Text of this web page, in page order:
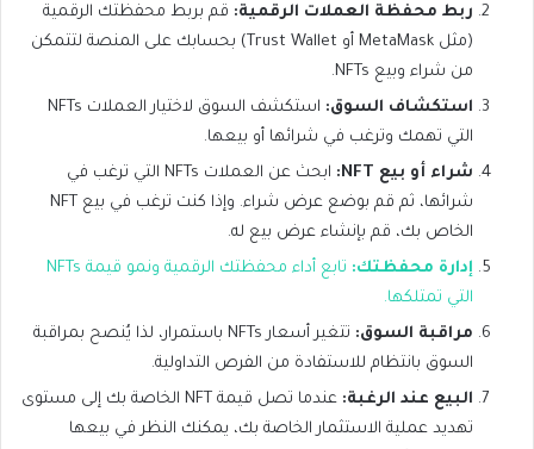
ربط محفظة العملات الرقمية: قم بربط محفظتك الرقمية
(مثل MetaMask أو Trust Wallet) بحسابك على المنصة لتتمكن
من شراء وبيع NFTs.
استكشاف السوق:
استكشف السوق لاختيار العملات NFTs
التي تهمك وترغب في شرائها أو بيعها.
شراء أو بيع NFT:
ابحث عن العملات NFTs التي ترغب في
شرائها، ثم قم بوضع عرض شراء. وإذا كنت ترغب في بيع NFT
الخاص بك، قم بإنشاء عرض بيع له.
إدارة محفظتك:
تابع أداء محفظتك الرقمية ونمو قيمة NFTs
التي تمتلكها.
مراقبة السوق:
تتغير أسعار NFTs باستمرار، لذا يُنصح بمراقبة
السوق بانتظام للاستفادة من الفرص التداولية.
البيع عند الرغبة:
عندما تصل قيمة NFT الخاصة بك إلى مستوى
تهديد عملية الاستثمار الخاصة بك، يمكنك النظر في بيعها